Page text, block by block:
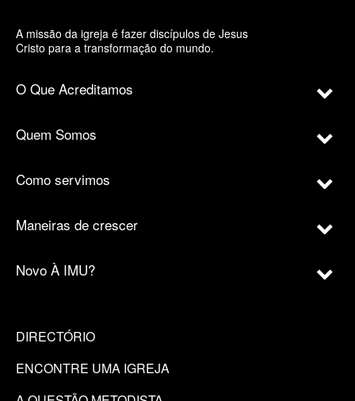
A missão da igreja é fazer discípulos de Jesus
Cristo para a transformação do mundo.
O Que Acreditamos
Quem Somos
Como servimos
Maneiras de crescer
Novo À IMU?
DIRECTÓRIO
ENCONTRE UMA IGREJA